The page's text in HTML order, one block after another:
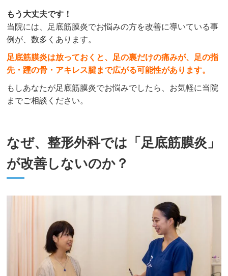
もう大丈夫です！
当院には、足底筋膜炎でお悩みの方を改善に導いている事
例が、数多くあります。
足底筋膜炎は放っておくと、足の裏だけの痛みが、足の指
先・踵の骨・アキレス腱まで広がる可能性があります。
もしあなたが足底筋膜炎でお悩みでしたら、お気軽に当院
までご相談ください。
なぜ、整形外科では「足底筋膜炎」
が改善しないのか？